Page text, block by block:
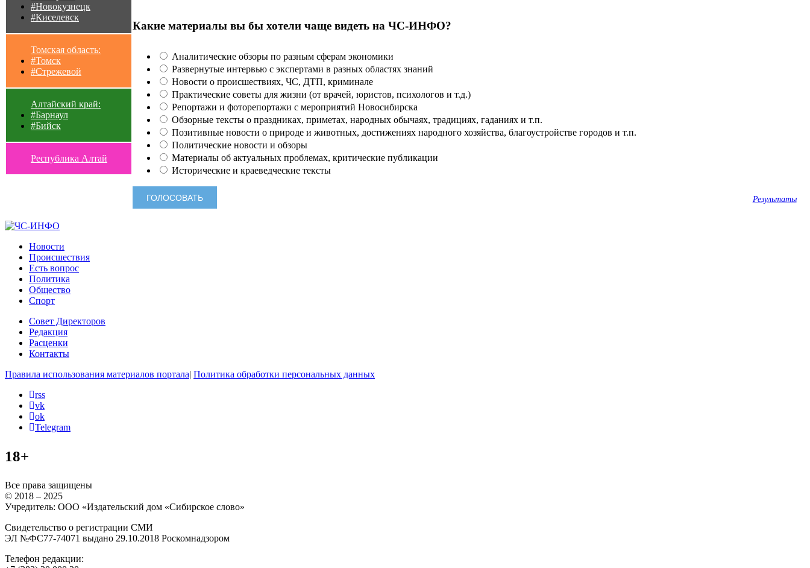
#Новокузнецк
#Киселевск
Томская область:
#Томск
#Стрежевой
Алтайский край:
#Барнаул
#Бийск
Республика Алтай
Какие материалы вы бы хотели чаще видеть на ЧС-ИНФО?
Аналитические обзоры по разным сферам экономики
Развернутые интервью с экспертами в разных областях знаний
Новости о происшествиях, ЧС, ДТП, криминале
Практические советы для жизни (от врачей, юристов, психологов и т.д.)
Репортажи и фоторепортажи с мероприятий Новосибирска
Обзорные тексты о праздниках, приметах, народных обычаях, традициях, гаданиях и т.п.
Позитивные новости о природе и животных, достижениях народного хозяйства, благоустройстве городов и т.п.
Политические новости и обзоры
Материалы об актуальных проблемах, критические публикации
Исторические и краеведческие тексты
Результаты
Новости
Происшествия
Есть вопрос
Политика
Общество
Спорт
Совет Директоров
Редакция
Расценки
Контакты
Правила использования материалов портала| Политика обработки персональных данных
rss
vk
ok
Telegram
18+
Все права защищены
© 2018 – 2025
Учредитель: ООО «Издательский дом «Сибирское слово»
Свидетельство о регистрации СМИ
ЭЛ №ФС77-74071 выдано 29.10.2018 Роскомнадзором
Телефон редакции: